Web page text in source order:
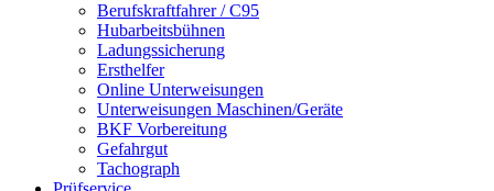
Berufskraftfahrer / C95
Hubarbeitsbühnen
Ladungssicherung
Ersthelfer
Online Unterweisungen
Unterweisungen Maschinen/Geräte
BKF Vorbereitung
Gefahrgut
Tachograph